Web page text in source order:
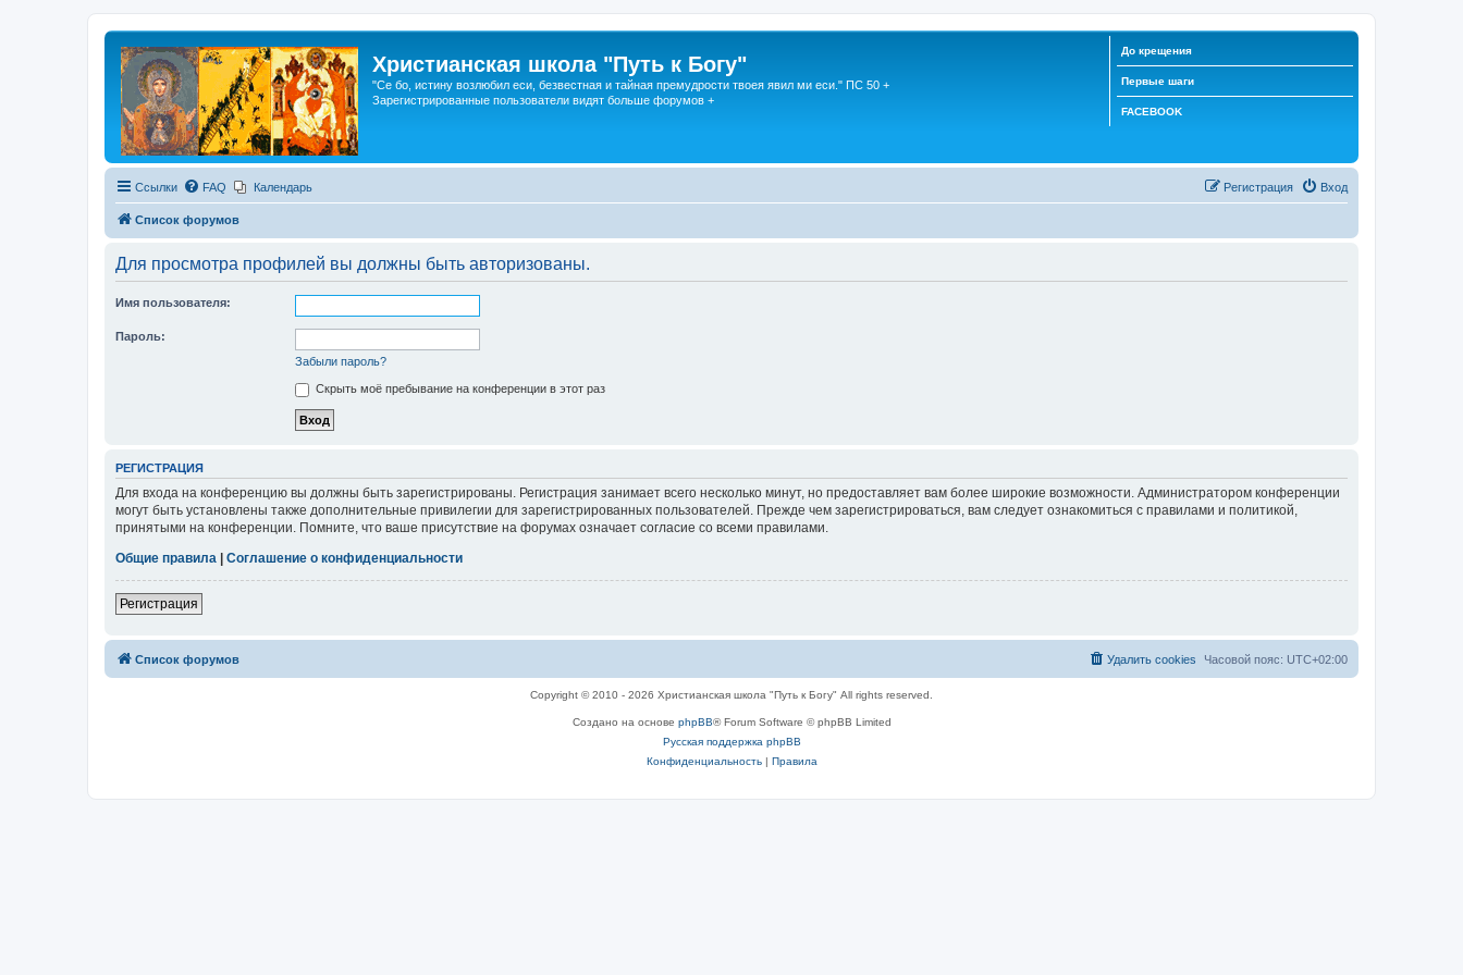
Христианская школа "Путь к Богу"
"Се бо, истину возлюбил еси, безвестная и тайная премудрости твоея явил ми еси." ПС 50 +
Зарегистрированные пользователи видят больше форумов +
До крещения
Первые шаги
FACEBOOK
Ссылки FAQ Календарь Вход
Регистрация
Список форумов
Для просмотра профилей вы должны быть авторизованы.
Имя пользователя:
Пароль:
Забыли пароль?
Скрыть моё пребывание на конференции в этот раз
РЕГИСТРАЦИЯ
Для входа на конференцию вы должны быть зарегистрированы. Регистрация занимает всего несколько минут, но предоставляет вам более широкие возможности. Администратором конференции
могут быть установлены также дополнительные привилегии для зарегистрированных пользователей. Прежде чем зарегистрироваться, вам следует ознакомиться с правилами и политикой,
принятыми на конференции. Помните, что ваше присутствие на форумах означает согласие со всеми правилами.
Общие правила
Соглашение о конфиденциальности
Регистрация
Список форумов Часовой пояс: UTC+02:00
Удалить cookies
Copyright © 2010 - 2026 Христианская школа "Путь к Богу" All rights reserved.
Создано на основе phpBB® Forum Software © phpBB Limited
Русская поддержка phpBB
Конфиденциальность| Правила